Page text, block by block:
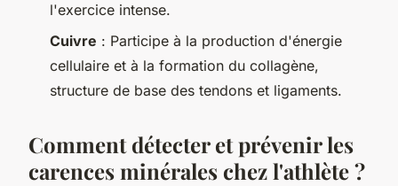
l'exercice intense.
Cuivre : Participe à la production d'énergie
cellulaire et à la formation du collagène,
structure de base des tendons et ligaments.
Comment détecter et prévenir les
carences minérales chez l'athlète ?